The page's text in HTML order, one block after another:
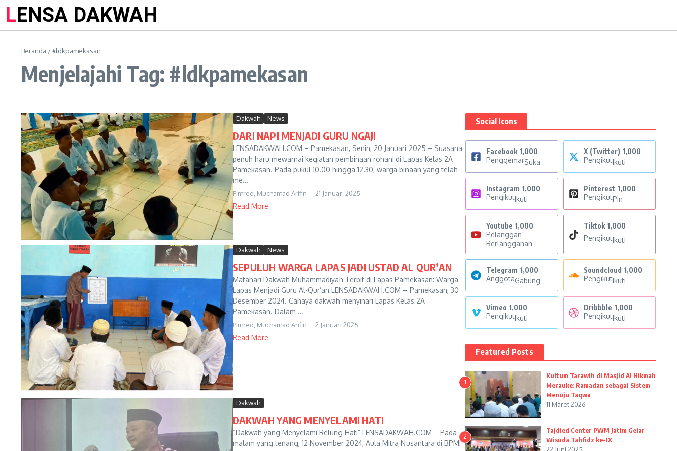
LENSA DAKWAH
Beranda /#ldkpamekasan
Menjelajahi Tag: #ldkpamekasan
Dakwah News
DARI NAPI MENJADI GURU NGAJI
LENSADAKWAH.COM – Pamekasan, Senin, 20 Januari 2025 – Suasana
penuh haru mewarnai kegiatan pembinaan rohani di Lapas Kelas 2A
Pamekasan. Pada pukul 10.00 hingga 12.30, warga binaan yang telah
me...
Pimred, Muchamad Arifin 21 Januari 2025
Read More
Dakwah News
SEPULUH WARGA LAPAS JADI USTAD AL QUR’AN
Matahari Dakwah Muhammadiyah Terbit di Lapas Pamekasan: Warga
Lapas Menjadi Guru Al-Qur’an LENSADAKWAH.COM – Pamekasan, 30
Desember 2024. Cahaya dakwah menyinari Lapas Kelas 2A
Pamekasan. Dalam ...
Pimred, Muchamad Arifin 2 Januari 2025
Read More
Dakwah
DAKWAH YANG MENYELAMI HATI
“Dakwah yang Menyelami Relung Hati” LENSADAKWAH.COM – Pada
malam yang tenang, 12 November 2024, Aula Mitra Nusantara di BPMP
Social Icons
Facebook 1,000
PenggemarSuka
X (Twitter) 1,000
PengikutIkuti
Instagram 1,000
PengikutIkuti
Pinterest 1,000
PengikutPin
Youtube 1,000
Pelanggan
Berlangganan
Tiktok 1,000
PengikutIkuti
Telegram 1,000
AnggotaGabung
Soundcloud 1,000
PengikutIkuti
Vimeo 1,000
PengikutIkuti
Dribbble 1,000
PengikutIkuti
Featured Posts
1
Kultum Tarawih di Masjid Al Hikmah
Merauke: Ramadan sebagai Sistem
Menuju Taqwa
11 Maret 2026
2
Tajdied Center PWM Jatim Gelar
Wisuda Tahfidz ke-IX